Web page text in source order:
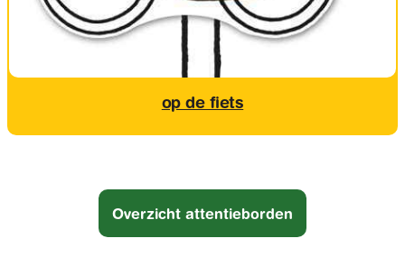
op de fiets
Overzicht attentieborden